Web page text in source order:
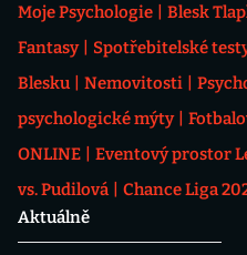
Moje Psychologie Blesk
Fantasy
Spotřebitelské
Blesku
Nemovitosti
psychologické mýty
ONLINE
Eventový prostor
vs. Pudilová
Chance Liga
Aktuálně